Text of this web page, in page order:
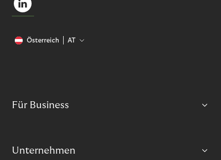
Österreich AT
Für Business
Unternehmen